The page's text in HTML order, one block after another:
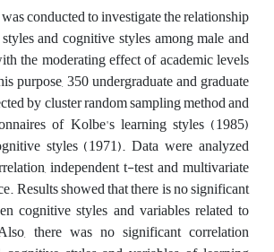
conducted to investigate the relationship
and cognitive styles among male and
the moderating effect of academic levels
purpose, 350 undergraduate and graduate
by cluster random sampling method and
of Kolbe's learning styles (1985)
styles (1971). Data were analyzed
independent t-test and multivariate
Results showed that there is no significant
cognitive styles and variables related to
there was no significant correlation